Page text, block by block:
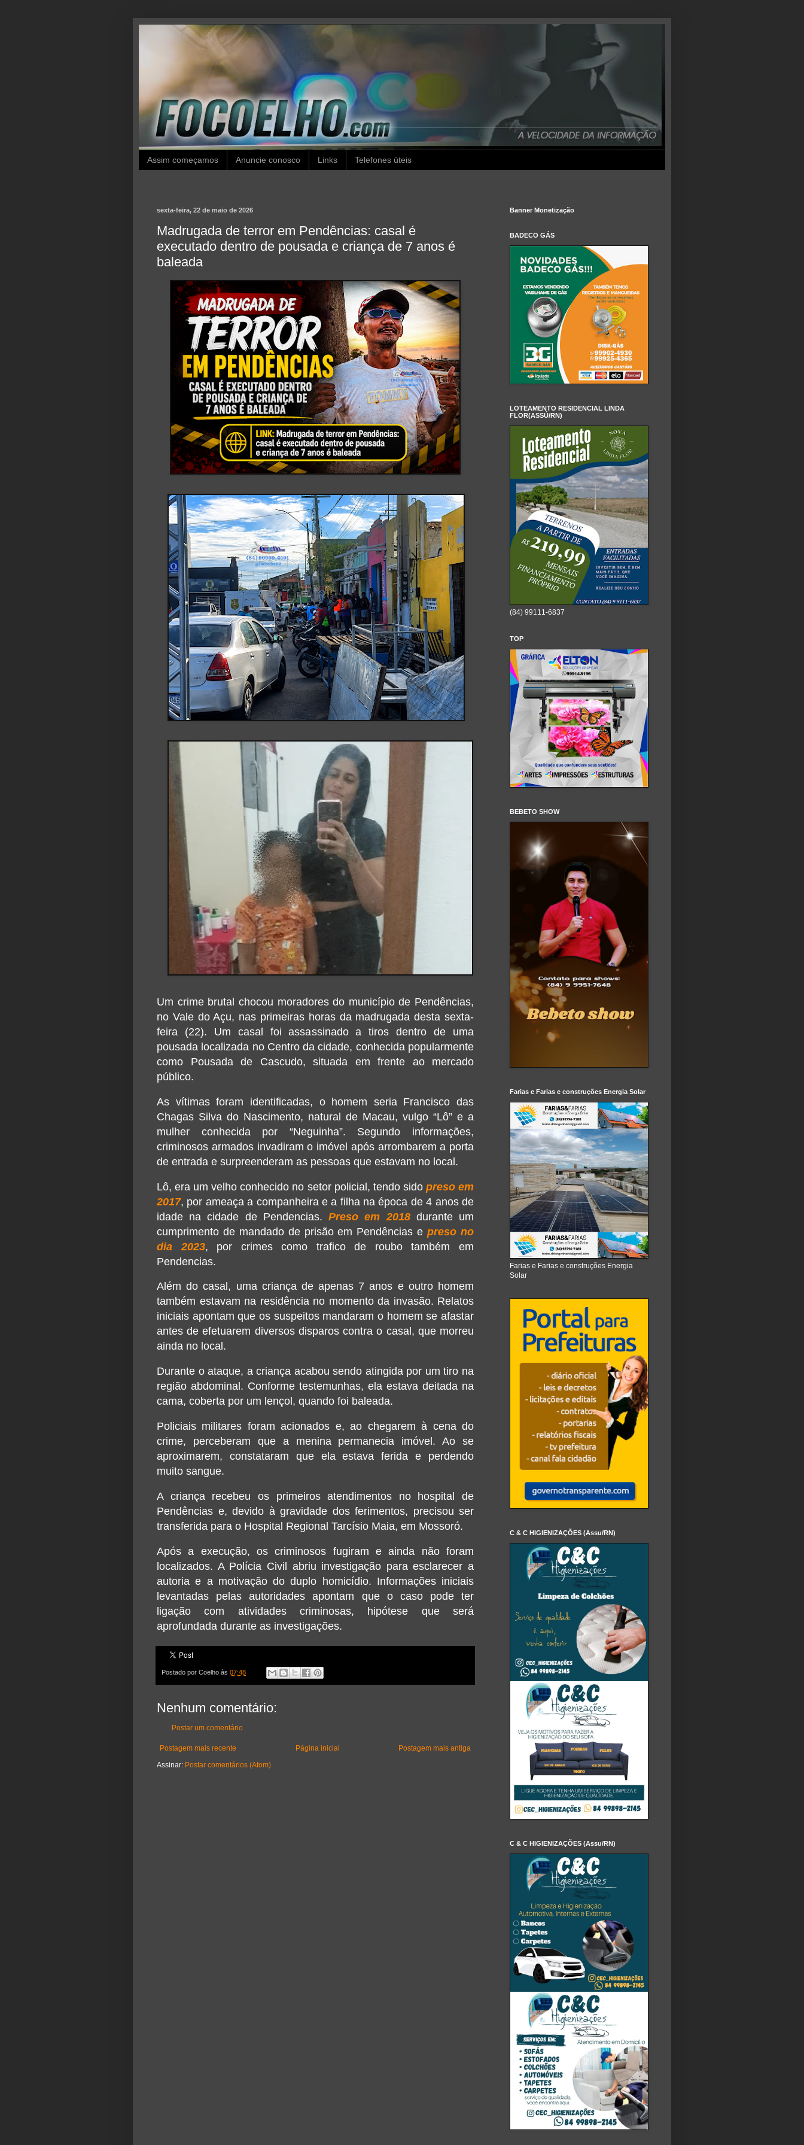
Assim começamos Anuncie conosco Links Telefones úteis
sexta-feira, 22 de maio de 2026
Madrugada de terror em Pendências: casal é
executado dentro de pousada e criança de 7 anos é
baleada
Um crime brutal chocou moradores do município de Pendências,
no Vale do Açu, nas primeiras horas da madrugada desta sexta-
feira (22). Um casal foi assassinado a tiros dentro de uma
pousada localizada no Centro da cidade, conhecida popularmente
como Pousada de Cascudo, situada em frente ao mercado
público.
As vítimas foram identificadas, o homem seria Francisco das
Chagas Silva do Nascimento, natural de Macau, vulgo “Lô” e a
mulher conhecida por “Neguinha”. Segundo informações,
criminosos armados invadiram o imóvel após arrombarem a porta
de entrada e surpreenderam as pessoas que estavam no local.
Lô, era um velho conhecido no setor policial, tendo sido preso em
2017, por ameaça a companheira e a filha na época de 4 anos de
idade na cidade de Pendencias.Preso em 2018durante um
cumprimento de mandado de prisão em Pendências epreso no
dia 2023, por crimes como trafico de roubo também em
Pendencias.
Além do casal, uma criança de apenas 7 anos e outro homem
também estavam na residência no momento da invasão. Relatos
iniciais apontam que os suspeitos mandaram o homem se afastar
antes de efetuarem diversos disparos contra o casal, que morreu
ainda no local.
Durante o ataque, a criança acabou sendo atingida por um tiro na
região abdominal. Conforme testemunhas, ela estava deitada na
cama, coberta por um lençol, quando foi baleada.
Policiais militares foram acionados e, ao chegarem à cena do
crime, perceberam que a menina permanecia imóvel. Ao se
aproximarem, constataram que ela estava ferida e perdendo
muito sangue.
A criança recebeu os primeiros atendimentos no hospital de
Pendências e, devido à gravidade dos ferimentos, precisou ser
transferida para o Hospital Regional Tarcísio Maia, em Mossoró.
Após a execução, os criminosos fugiram e ainda não foram
localizados. A Polícia Civil abriu investigação para esclarecer a
autoria e a motivação do duplo homicídio. Informações iniciais
levantadas pelas autoridades apontam que o caso pode ter
ligação com atividades criminosas, hipótese que será
aprofundada durante as investigações.
Postado por Coelho às 07:48
Nenhum comentário:
Postar um comentário
Postagem mais recente Postagem mais antiga
Página inicial
Assinar: Postar comentários (Atom)
Banner Monetização
BADECO GÁS
LOTEAMENTO RESIDENCIAL LINDA
FLOR(ASSÚ/RN)
(84) 99111-6837
TOP
BEBETO SHOW
Farias e Farias e construções Energia Solar
Farias e Farias e construções Energia
Solar
C & C HIGIENIZAÇÕES (Assu/RN)
C & C HIGIENIZAÇÕES (Assu/RN)